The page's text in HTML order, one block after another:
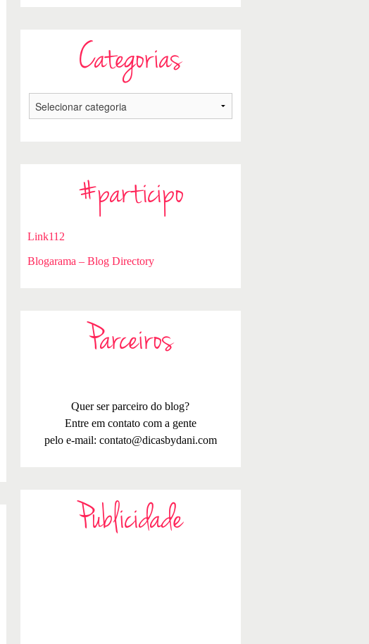
Categorias
#participo
Link112
Blogarama – Blog Directory
Parceiros
Quer ser parceiro do blog?
Entre em contato com a gente
pelo e-mail: contato@dicasbydani.com
Publicidade